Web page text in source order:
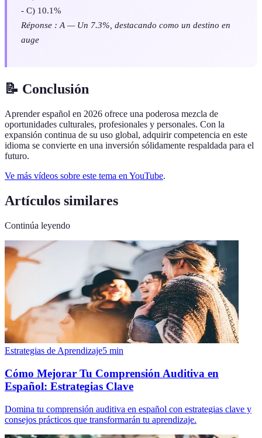
- C) 10.1%
Réponse : A — Un 7.3%, destacando como un destino en
auge
📝 Conclusión
Aprender español en 2026 ofrece una poderosa mezcla de
oportunidades culturales, profesionales y personales. Con la
expansión continua de su uso global, adquirir competencia en este
idioma se convierte en una inversión sólidamente respaldada para el
futuro.
Ve más vídeos sobre este tema en YouTube.
Artículos similares
Continúa leyendo
Estrategias de Aprendizaje5 min
Cómo Mejorar Tu Comprensión Auditiva en
Español: Estrategias Clave
Domina tu comprensión auditiva en español con estrategias clave y
consejos prácticos que transformarán tu aprendizaje.